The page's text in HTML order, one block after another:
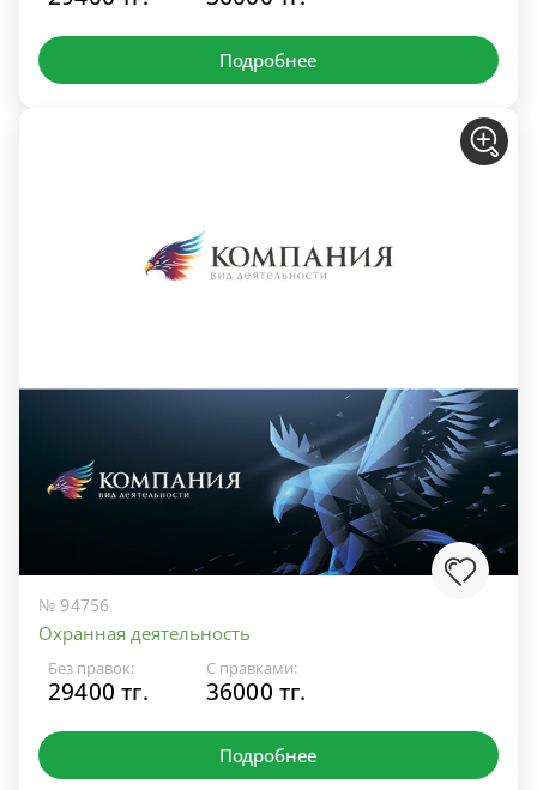
Подробнее
№ 94756
Охранная деятельность
Без правок:
29400 тг.
С правками:
36000 тг.
Подробнее